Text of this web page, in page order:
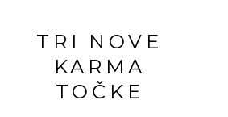
TRI NOVE
KARMA
TOČKE